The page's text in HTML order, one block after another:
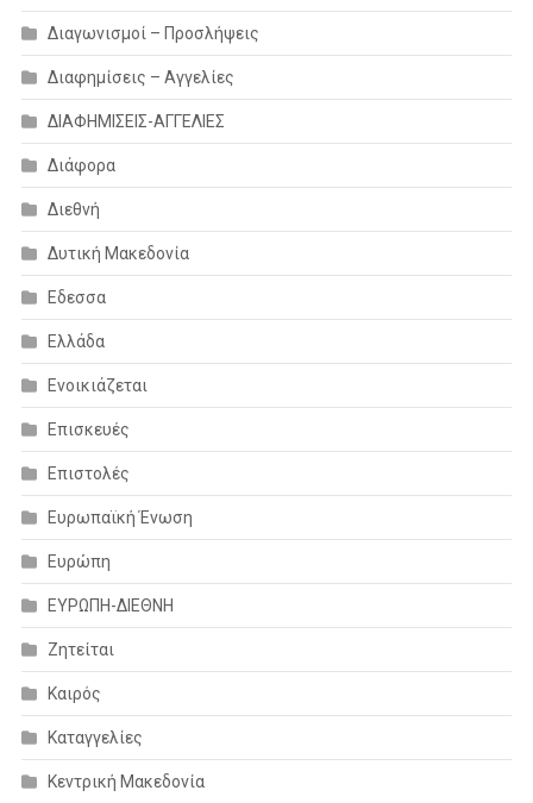
Διαγωνισμοί – Προσλήψεις
Διαφημίσεις – Αγγελίες
ΔΙΑΦΗΜΙΣΕΙΣ-ΑΓΓΕΛΙΕΣ
Διάφορα
Διεθνή
Δυτική Μακεδονία
Εδεσσα
Ελλάδα
Ενοικιάζεται
Επισκευές
Επιστολές
Ευρωπαϊκή Ένωση
Ευρώπη
ΕΥΡΩΠΗ-ΔΙΕΘΝΗ
Ζητείται
Καιρός
Καταγγελίες
Κεντρική Μακεδονία